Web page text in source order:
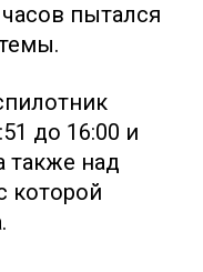
пытался
до 16:00 и
также над
которой